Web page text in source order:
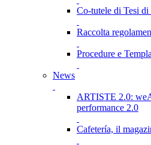
Co-tutele di Tesi
Raccolta
Procedure e
News
ARTISTE 2.0:
performance 2.0
Cafetería, il